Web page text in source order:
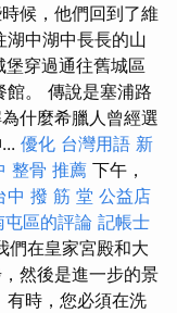
候，他們回到了維
中湖中長長的山
穿過通往舊城區
館。 傳說是塞浦路
什麼希臘人曾經選
優化 台灣用語 新
整骨 推薦 下午，
中 撥 筋 堂 公益店
區的評論 記帳士
們在皇家宮殿和大
然後是進一步的景
有時，您必須在洗